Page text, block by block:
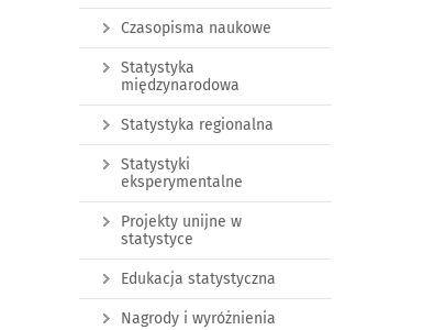
Czasopisma naukowe
Statystyka
międzynarodowa
Statystyka regionalna
Statystyki
eksperymentalne
Projekty unijne w
statystyce
Edukacja statystyczna
Nagrody i wyróżnienia